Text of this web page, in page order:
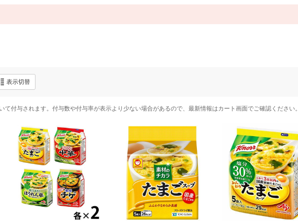
表示切替
て付与されます。付与数や付与率が表示より少ない場合があるので、最新情報はカート画面でご確認ください。